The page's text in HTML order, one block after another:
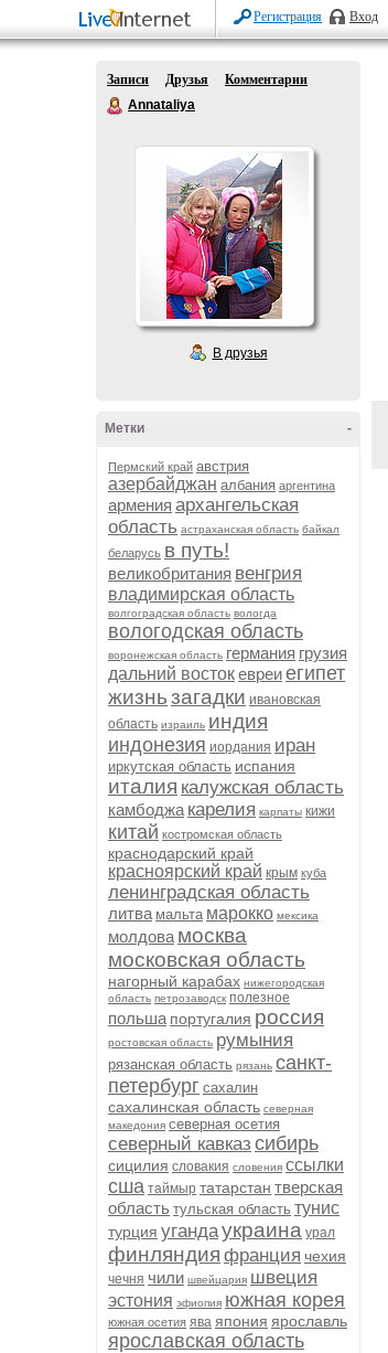
Регистрация Вход
Записи Друзья
Комментарии
Annataliya
В друзья
-
Метки
Пермский край австрия
азербайджан албания аргентина
армения архангельская
область астраханская область байкал
беларусь в путь!
великобритания венгрия
владимирская область
волгоградская область вологда
вологодская область
воронежская область германия грузия
дальний востокевреиегипет
жизньзагадки ивановская
область израиль индия
индонезия иордания иран
иркутская область испания
италия калужская область
камбоджа карелия карпаты кижи
китай костромская область
краснодарский край
красноярский край крым куба
ленинградская область
литва мальта марокко мексика
молдова москва
московская область
нагорный карабах нижегородская
область петрозаводск полезное
польша португалия россия
ростовская область румыния
рязанская область рязань санкт-
петербург сахалин
сахалинская область северная
македония северная осетия
северный кавказ сибирь
сицилия словакия словения ссылки
сша таймыр татарстан тверская
область тульская область тунис
турция угандаукраина урал
финляндия франция чехия
чечня чили швейцария швеция
эстония эфиопия южная корея
южная осетия ява япония ярославль
ярославская область